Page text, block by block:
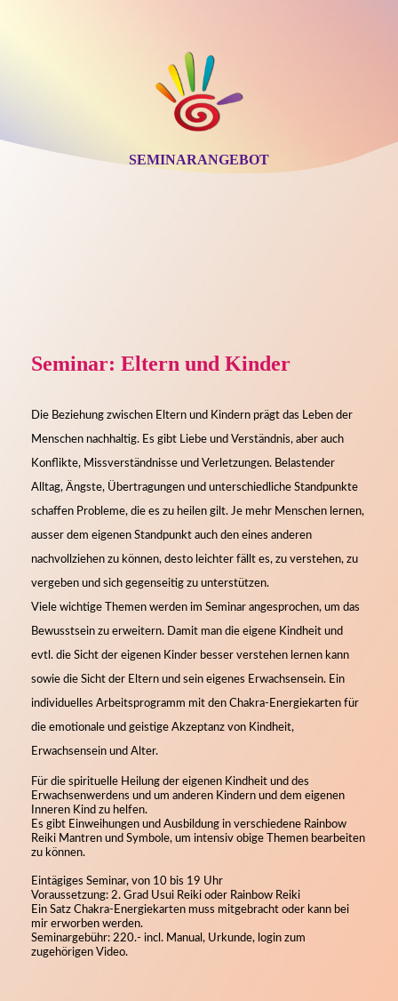
SEMINARANGEBOT
Seminar: Eltern und Kinder
Die Beziehung zwischen Eltern und Kindern prägt das Leben der
Menschen nachhaltig. Es gibt Liebe und Verständnis, aber auch
Konflikte, Missverständnisse und Verletzungen. Belastender
Alltag, Ängste, Übertragungen und unterschiedliche Standpunkte
schaffen Probleme, die es zu heilen gilt. Je mehr Menschen lernen,
ausser dem eigenen Standpunkt auch den eines anderen
nachvollziehen zu können, desto leichter fällt es, zu verstehen, zu
vergeben und sich gegenseitig zu unterstützen.
Viele wichtige Themen werden im Seminar angesprochen, um das
Bewusstsein zu erweitern. Damit man die eigene Kindheit und
evtl. die Sicht der eigenen Kinder besser verstehen lernen kann
sowie die Sicht der Eltern und sein eigenes Erwachsensein. Ein
individuelles Arbeitsprogramm mit den Chakra-Energiekarten für
die emotionale und geistige Akzeptanz von Kindheit,
Erwachsensein und Alter.
Für die spirituelle Heilung der eigenen Kindheit und des
Erwachsenwerdens und um anderen Kindern und dem eigenen
Inneren Kind zu helfen.
Es gibt Einweihungen und Ausbildung in verschiedene Rainbow
Reiki Mantren und Symbole, um intensiv obige Themen bearbeiten
zu können.
Eintägiges Seminar, von 10 bis 19 Uhr
Voraussetzung: 2. Grad Usui Reiki oder Rainbow Reiki
Ein Satz Chakra-Energiekarten muss mitgebracht oder kann bei
mir erworben werden.
Seminargebühr: 220.- incl. Manual, Urkunde, login zum
zugehörigen Video.